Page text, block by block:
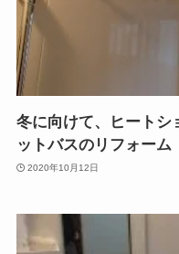
冬に向けて、ヒート
ットバスのリフォー
2020年10月12日